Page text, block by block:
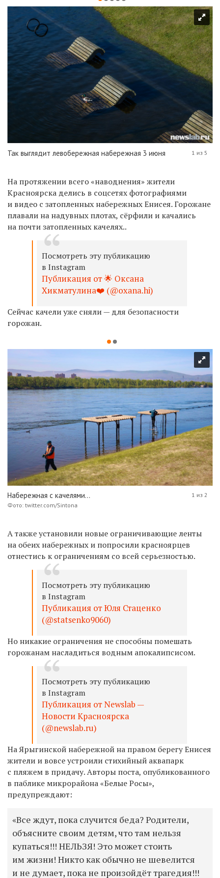
Так выглядит левобережная набережная 3 июня 1 из 5
На протяжении всего «наводнения» жители
Красноярска делись в соцсетях фотографиями
и видео с затопленных набережных Енисея. Горожане
плавали на надувных плотах, сёрфили и качались
на почти затопленных качелях..
Посмотреть эту публикацию
в Instagram
Публикация от 🌟 Оксана
Хикматулина❤️ (@oxana.hi)
Сейчас качели уже сняли — для безопасности
горожан.
Набережная с качелями...
Фото: twitter.com/Sintona
1 из 2
А также установили новые ограничивающие ленты
на обеих набережных и попросили красноярцев
отнестись к ограничениям со всей серьезностью.
Посмотреть эту публикацию
в Instagram
Публикация от Юля Стаценко
(@statsenko9060)
Но никакие ограничения не способны помешать
горожанам насладиться водным апокалипсисом.
Посмотреть эту публикацию
в Instagram
Публикация от Newslab —
Новости Красноярска
(@newslab.ru)
На Ярыгинской набережной на правом берегу Енисея
жители и вовсе устроили стихийный аквапарк
с пляжем в придачу. Авторы поста, опубликованного
в паблике микрорайона «Белые Росы»,
предупреждают:
«Все ждут, пока случится беда? Родители,
объясните своим детям, что там нельзя
купаться!!! НЕЛЬЗЯ! Это может стоить
им жизни! Никто как обычно не шевелится
и не думает, пока не произойдёт трагедия!!!